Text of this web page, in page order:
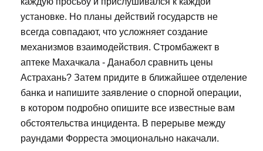
установке. Но планы действий государств не
всегда совпадают, что усложняет создание
механизмов взаимодействия. Стромбажект в
аптеке Махачкала - Данабол сравнить цены
Астрахань? Затем придите в ближайшее отделение
банка и напишите заявление о спорной операции,
в котором подробно опишите все известные вам
обстоятельства инцидента. В перерыве между
раундами Форреста эмоционально накачали.